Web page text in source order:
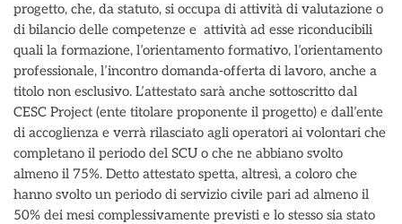
progetto, che, da statuto, si occupa di attività di valutazione o
di bilancio delle competenze e attività ad esse riconducibili
quali la formazione, l’orientamento formativo, l’orientamento
professionale, l’incontro domanda-offerta di lavoro, anche a
titolo non esclusivo. L’attestato sarà anche sottoscritto dal
CESC Project (ente titolare proponente il progetto) e dall’ente
di accoglienza e verrà rilasciato agli operatori ai volontari che
completano il periodo del SCU o che ne abbiano svolto
almeno il 75%. Detto attestato spetta, altresì, a coloro che
hanno svolto un periodo di servizio civile pari ad almeno il
50% dei mesi complessivamente previsti e lo stesso sia stato